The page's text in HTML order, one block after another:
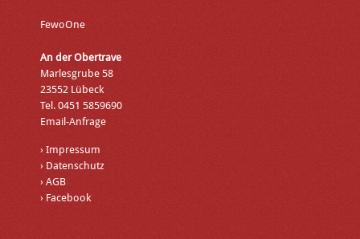
FewoOne
An der Obertrave
Marlesgrube 58
23552 Lübeck
Tel. 0451 5859690
Email-Anfrage
› Impressum
› Datenschutz
› AGB
› Facebook